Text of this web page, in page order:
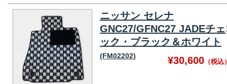
ニッサン セレナ
GNC27/GFNC27 JADEチェ
ック・ブラック＆ホワイト
(FM02202) ¥30,600 （税込